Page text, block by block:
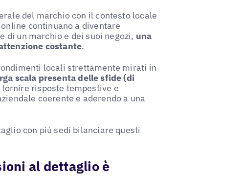
del marchio con il contesto locale
continuano a diventare
un marchio e dei suoi negozi, una
costante.
locali strettamente mirati in
scala presenta delle sfide (di
risposte tempestive e
coerente e aderendo a una
con più sedi bilanciare questi
al dettaglio è